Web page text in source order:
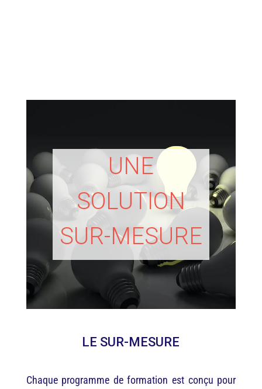
UNE
SOLUTION
SUR-MESURE
LE SUR-MESURE
Chaque programme de formation est conçu pour